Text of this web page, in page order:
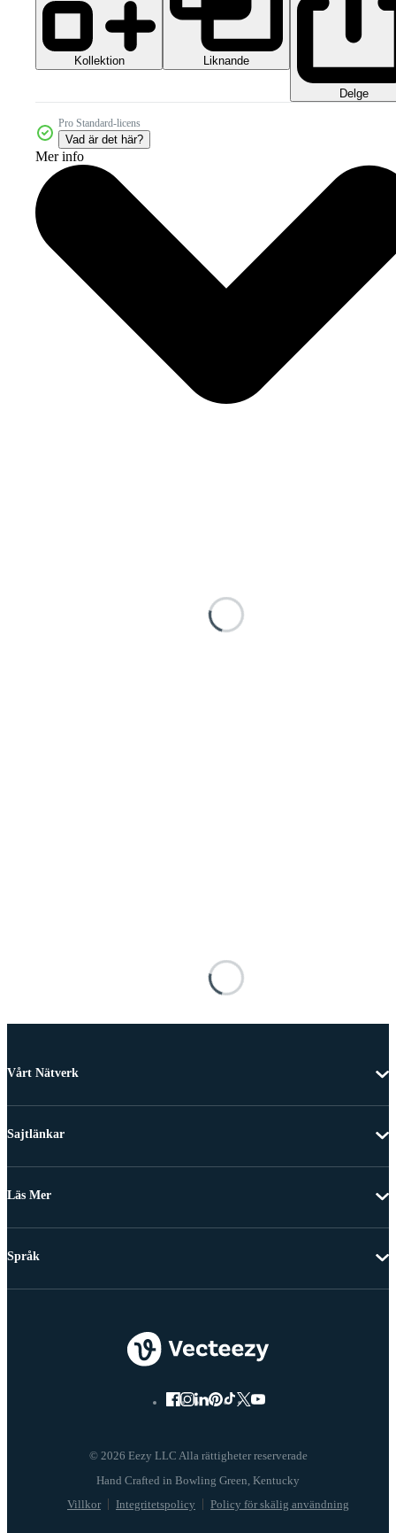
Kollektion Liknande
Delge
Pro Standard-licens
Vad är det här?
Mer info
Vårt Nätverk
Sajtlänkar
Läs Mer
© 2026 Eezy LLC Alla rättigheter reserverade
Villkor Integritetspolicy Policy för skälig användning
Språk